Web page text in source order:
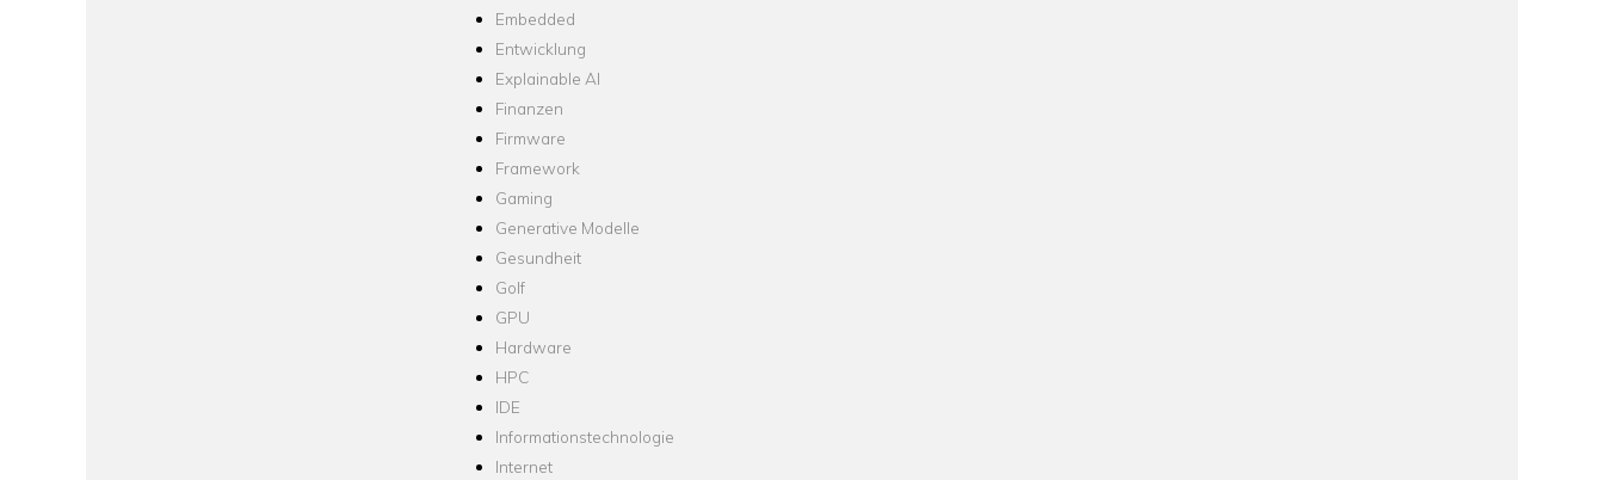
Embedded
Entwicklung
Explainable AI
Finanzen
Firmware
Framework
Gaming
Generative Modelle
Gesundheit
Golf
GPU
Hardware
HPC
IDE
Informationstechnologie
Internet